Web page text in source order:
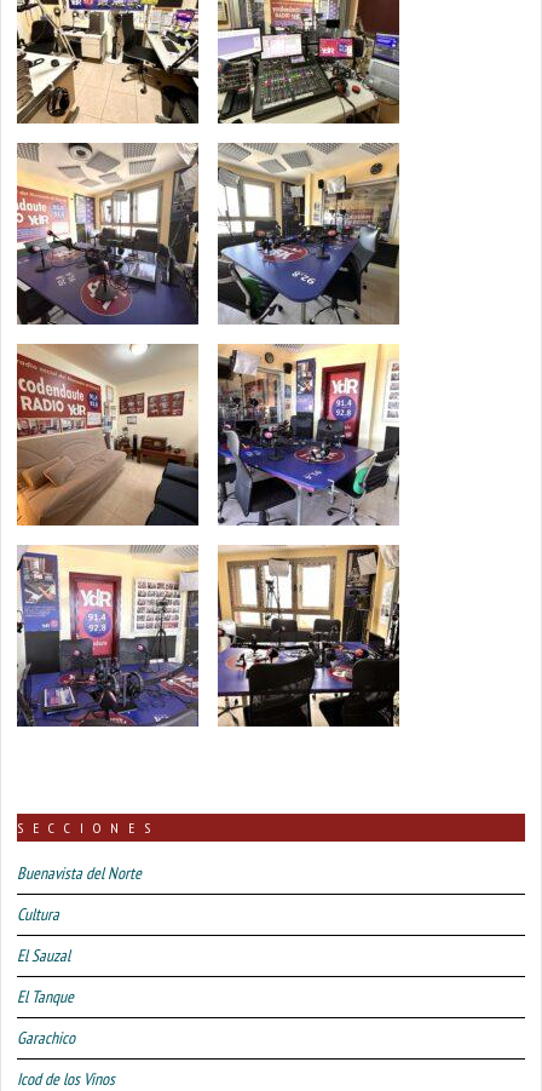
SECCIONES
Buenavista del Norte
Cultura
El Sauzal
El Tanque
Garachico
Icod de los Vinos